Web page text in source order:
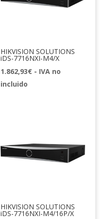
HIKVISION SOLUTIONS
iDS-7716NXI-M4/X
1.862,93€ - IVA no
incluido
HIKVISION SOLUTIONS
iDS-7716NXI-M4/16P/X